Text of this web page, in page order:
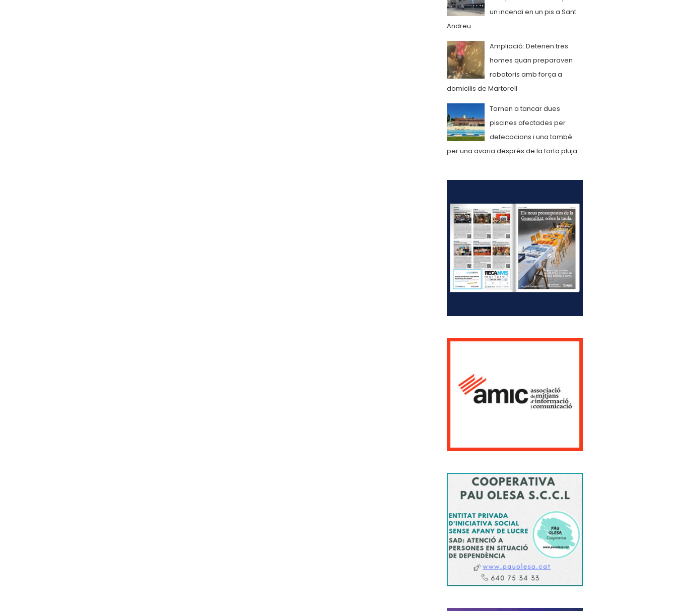
un incendi en un pis a Sant
Andreu
Ampliació: Detenen tres
homes quan preparaven
robatoris amb força a
domicilis de Martorell
Tornen a tancar dues
piscines afectades per
defecacions i una també
per una avaria després de la forta pluja